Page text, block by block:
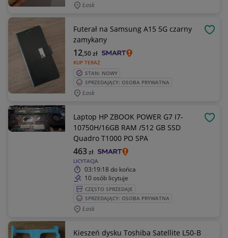
Łask
Futerał na Samsung A15 5G czarny
zamykany
KUP TERAZ
12,50zł
STAN: NOWY
SPRZEDAJĄCY: OSOBA PRYWATNA
Łask
Laptop HP ZBOOK POWER G7 I7-
10750H/16GB RAM /512 GB SSD
Quadro T1000 PO SPA
LICYTACJA
463zł
03:19:18 do końca
10 osób licytuje
CZĘSTO SPRZEDAJE
SPRZEDAJĄCY: OSOBA PRYWATNA
Łask
Kieszeń dysku Toshiba Satellite L50-B